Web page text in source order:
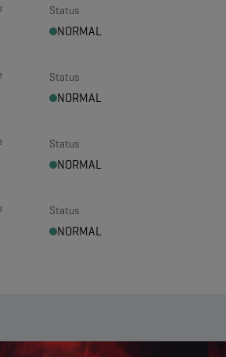
Status
NORMAL
Status
NORMAL
Status
NORMAL
Status
NORMAL